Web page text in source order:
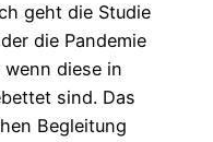
geht die Studie
die Pandemie
diese in
sind. Das
Begleitung